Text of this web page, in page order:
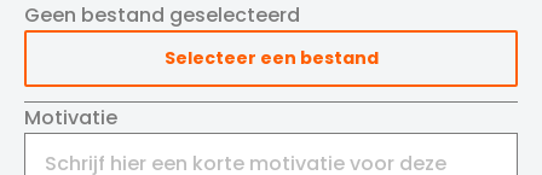
Geen bestand geselecteerd
Selecteer een bestand
Motivatie